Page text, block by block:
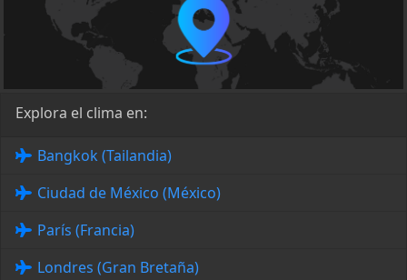
Explora el clima en:
Bangkok (Tailandia)
Ciudad de México (México)
París (Francia)
Londres (Gran Bretaña)